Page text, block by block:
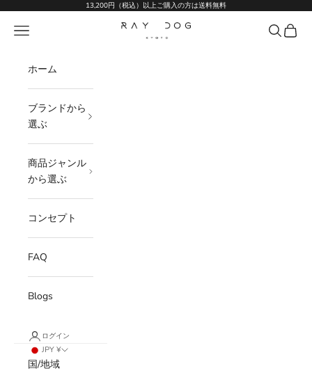
コンテンツへスキップ13,200円（税込）以上ご購入の方は送料無料
Ray Dog Kyoto
メニュー 検索カート
ホーム
ブランドから
選ぶ
商品ジャンル
から選ぶ
コンセプト
FAQ
Blogs
ログイン
JPY ¥
国/地域